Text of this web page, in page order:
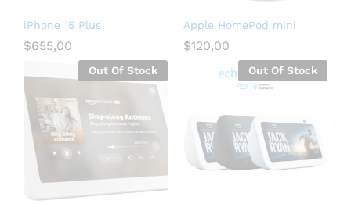
iPhone 15 Plus
$655,00
Apple HomePod mini
$120,00
Out Of Stock Out Of Stock